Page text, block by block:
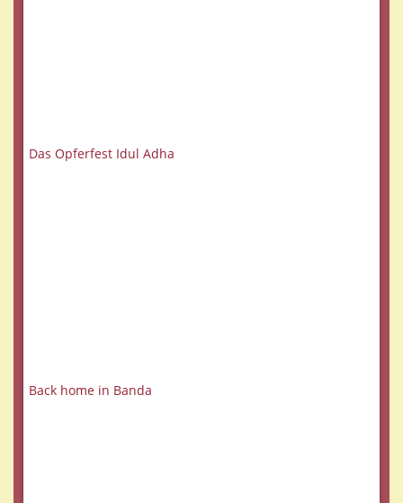
Das Opferfest Idul Adha
Back home in Banda